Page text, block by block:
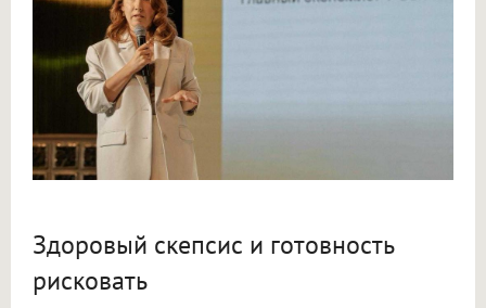
Здоровый скепсис и готовность
рисковать